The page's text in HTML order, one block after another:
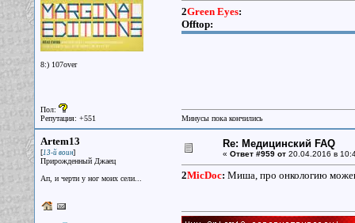
8:) 107over
Пол:
Репутация: +551
2Green Eyes:
Offtop:
Минусы пока кончились
Artem13
[13-й воин]
Прирожденный Джаец
Ап, и черти у ног моих сели...
Re: Медицинский FAQ
« Ответ #959 от20.04.2016 в
2MicDoc: Миша, про онкологию